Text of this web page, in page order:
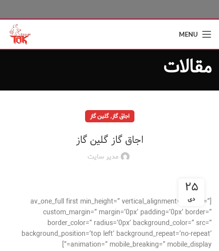
MENU
مقالات
اجاق گاز,گلین گاز
اجاق گاز گلین گاز
مدیر سایت
۲۵
دی
[av_one_full first min_height=” vertical_alignment=” space=”
custom_margin=” margin=’0px’ padding=’0px’ border=”
border_color=” radius=’0px’ background_color=” src=”
background_position=’top left’ background_repeat=’no-repeat’
animation=” mobile_breaking=” mobile_display=”]